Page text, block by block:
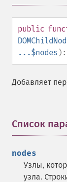
public
...$nodes ):
Добавляет
Список
nodes
Узлы,
узла.